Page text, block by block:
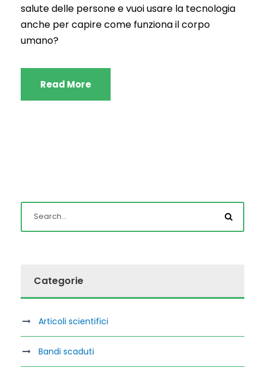
salute delle persone e vuoi usare la tecnologia
anche per capire come funziona il corpo
umano?
Read More
Categorie
Articoli scientifici
Bandi scaduti